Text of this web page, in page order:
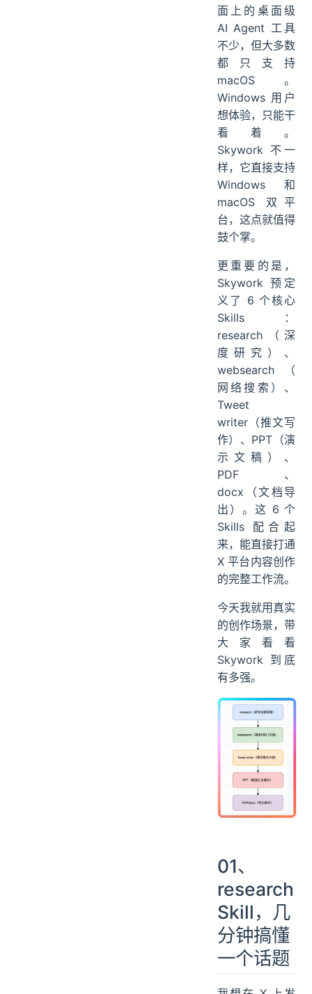
面上的桌面级
AI Agent 工具
不少，但大多数
都只支持
macOS。
Windows 用户
想体验，只能干
看着。
Skywork 不一
样，它直接支持
Windows 和
macOS 双平
台，这点就值得
鼓个掌。
更重要的是，
Skywork 预定
义了 6 个核心
Skills：
research（深
度研究）、
websearch（
网络搜索）、
Tweet
writer（推文写
作）、PPT（演
示文稿）、
PDF、
docx（文档导
出）。这 6 个
Skills 配合起
来，能直接打通
X 平台内容创作
的完整工作流。
今天我就用真实
的创作场景，带
大家看看
Skywork 到底
有多强。
01、
research
Skill，几
分钟搞懂
一个话题